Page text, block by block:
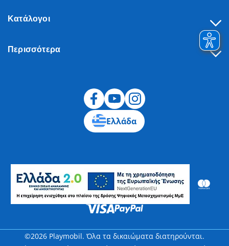
Κατάλογοι
Περισσότερα
Ελλάδα
©2026 Playmobil. Όλα τα δικαιώματα διατηρούνται.